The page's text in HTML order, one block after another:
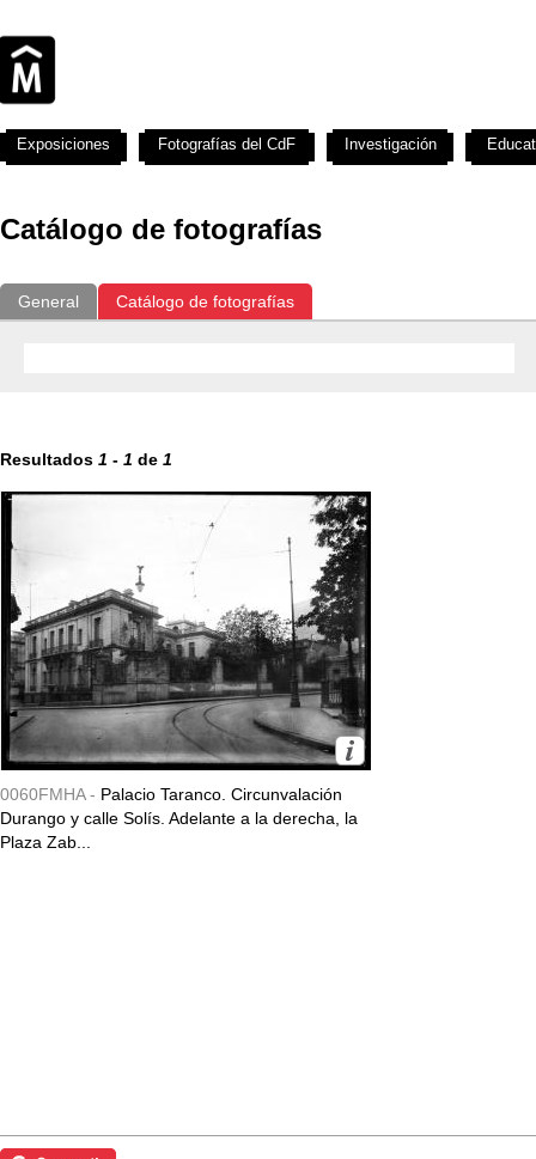
Catálogo de fotografías
General Catálogo de fotografías
Resultados 1 - 1 de 1
0060FMHA - Palacio Taranco. Circunvalación
Durango y calle Solís. Adelante a la derecha, la
Plaza Zab...
Exposiciones Fotografías del CdF Investigación